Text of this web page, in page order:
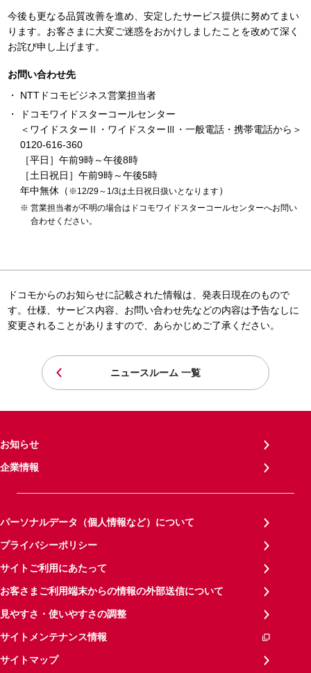
今後も更なる品質改善を進め、安定したサービス提供に努めてまい
ります。お客さまに大変ご迷惑をおかけしましたことを改めて深く
お詫び申し上げます。
お問い合わせ先
NTTドコモビジネス営業担当者
ドコモワイドスターコールセンター
＜ワイドスターⅡ・ワイドスターⅢ・一般電話・携帯電話から＞
0120-616-360
［平日］午前9時～午後8時
［土日祝日］午前9時～午後5時
年中無休（ ※12/29～1/3は土日祝日扱いとなります）
営業担当者が不明の場合はドコモワイドスターコールセンターへお問い
合わせください。
ドコモからのお知らせに記載された情報は、発表日現在のもので
す。仕様、サービス内容、お問い合わせ先などの内容は予告なしに
変更されることがありますので、あらかじめご了承ください。
ニュースルーム 一覧
お知らせ
企業情報
パーソナルデータ（個人情報など）について
プライバシーポリシー
サイトご利用にあたって
お客さまご利用端末からの情報の外部送信について
見やすさ・使いやすさの調整
サイトメンテナンス情報
サイトマップ